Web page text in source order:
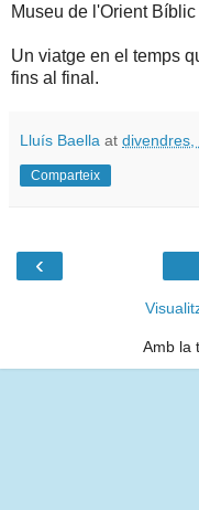
Museu de l'Orient
Un viatge en el temps
fins al final.
Lluís Baella at divendres,
Comparteix
‹
Amb la